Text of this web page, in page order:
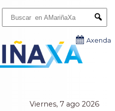
Viernes, 7 ago 2026
Axenda